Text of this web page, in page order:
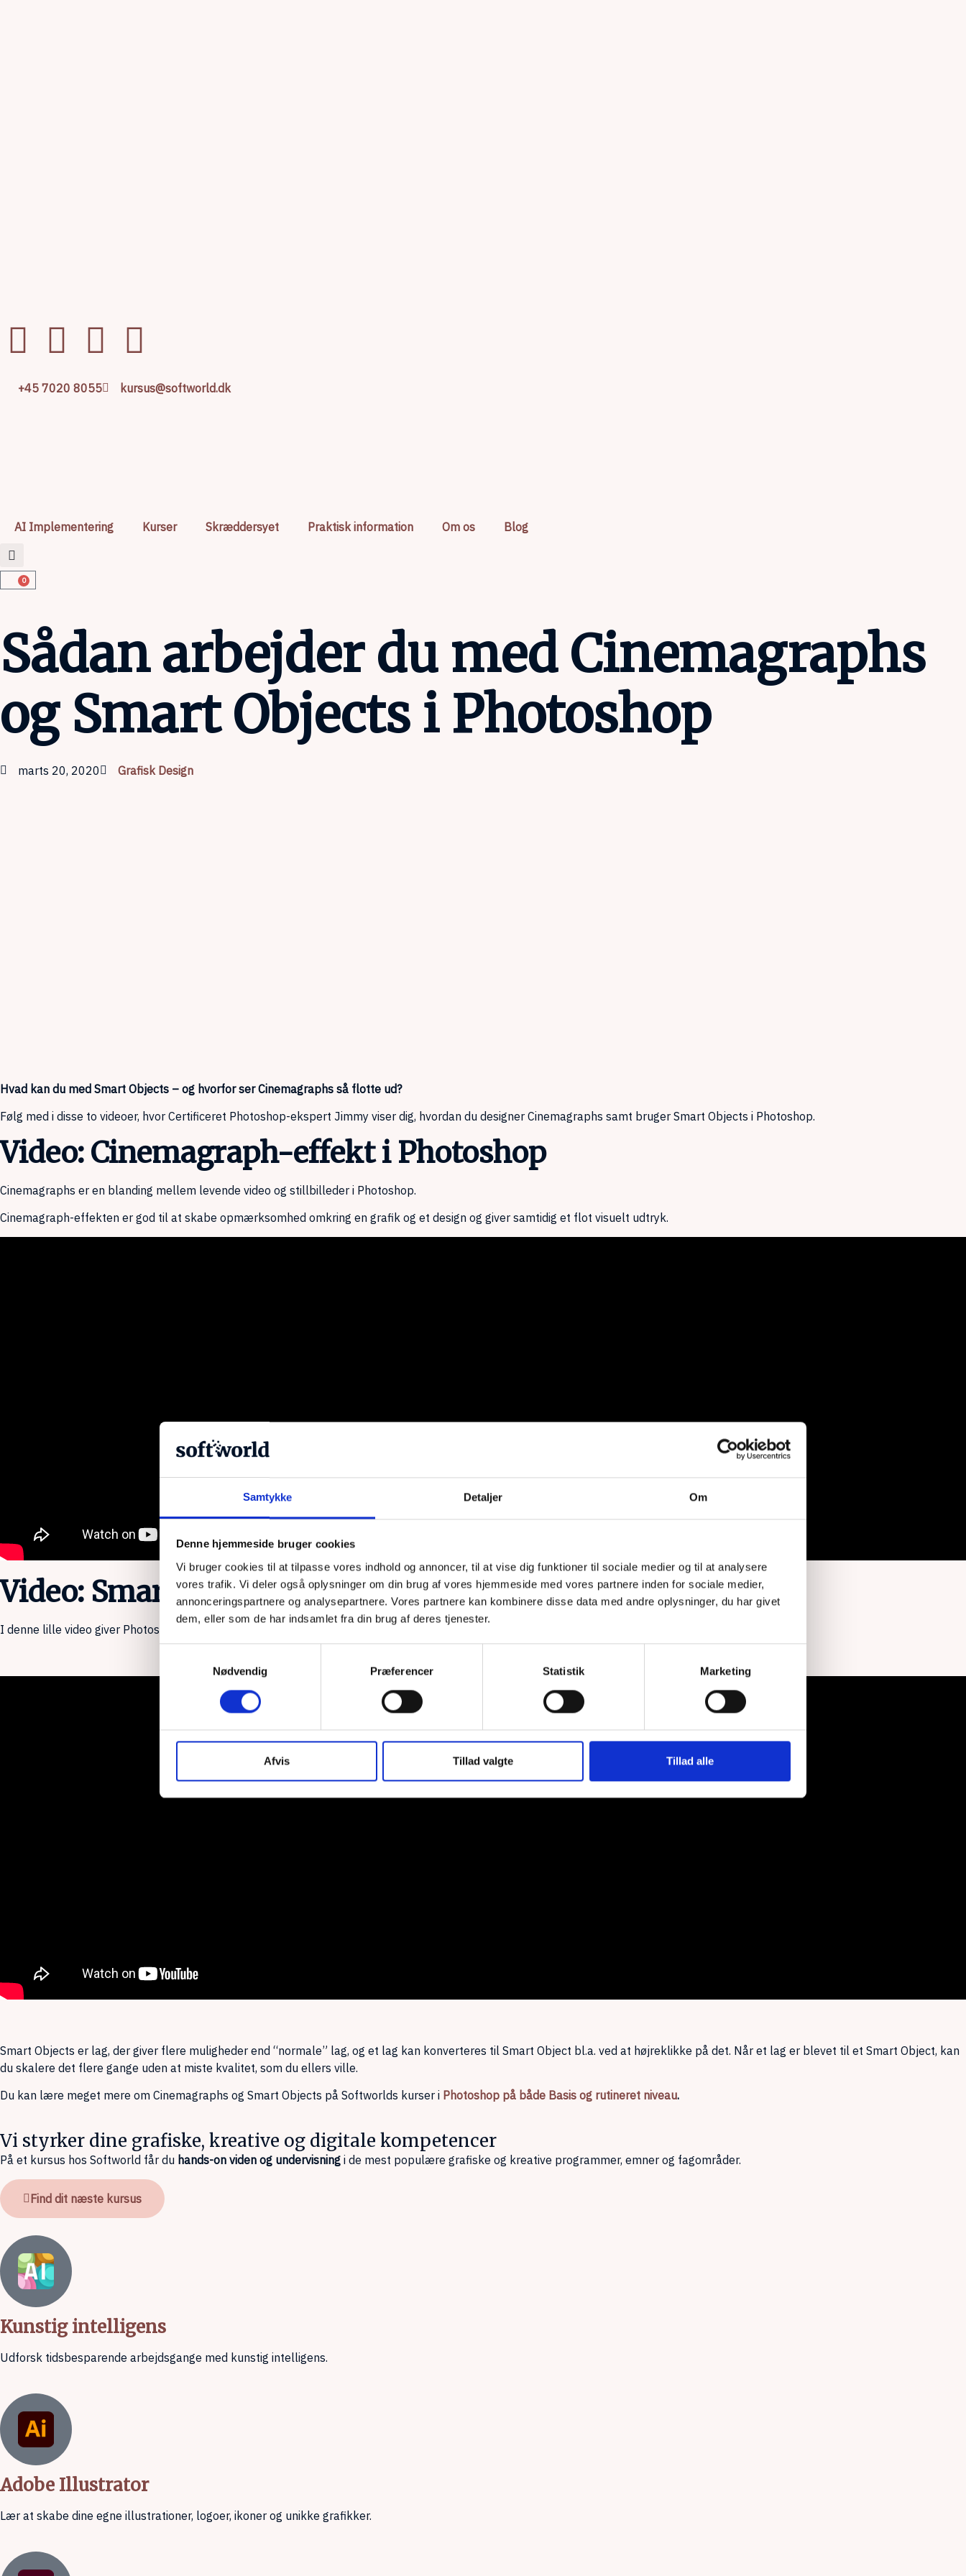
Samtykke Detaljer Om
Denne hjemmeside bruger cookies
Vi bruger cookies til at tilpasse vores indhold og annoncer, til at vise dig funktioner til sociale medier og til at analysere
vores trafik. Vi deler også oplysninger om din brug af vores hjemmeside med vores partnere inden for sociale medier,
annonceringspartnere og analysepartnere. Vores partnere kan kombinere disse data med andre oplysninger, du har givet
dem, eller som de har indsamlet fra din brug af deres tjenester.
Nødvendig
Præferencer Statistik Marketing
Afvis Tillad valgte Tillad alle
+45 7020 8055 kursus@softworld.dk
AI Implementering Kurser Skræddersyet Praktisk information Om os Blog
0
Sådan arbejder du med Cinemagraphs
og Smart Objects i Photoshop
marts 20, 2020 Grafisk Design
Hvad kan du med Smart Objects – og hvorfor ser Cinemagraphs så flotte ud?
Følg med i disse to videoer, hvor Certificeret Photoshop-ekspert Jimmy viser dig, hvordan du designer Cinemagraphs samt bruger Smart Objects i Photoshop.
Video: Cinemagraph-effekt i Photoshop
Cinemagraphs er en blanding mellem levende video og stillbilleder i Photoshop.
Cinemagraph-effekten er god til at skabe opmærksomhed omkring en grafik og et design og giver samtidig et flot visuelt udtryk.
Video: Smart Objects i Photoshop
I denne lille video giver Photoshop Ekspert Jimmy Machon dig en hurtig gennemgang af Smart Objects i Photshop, og hvad du kan bruge dem til.
Smart Objects er lag, der giver flere muligheder end “normale” lag, og et lag kan konverteres til Smart Object bl.a. ved at højreklikke på det. Når et lag er blevet til et Smart Object, kan
du skalere det flere gange uden at miste kvalitet, som du ellers ville.
Du kan lære meget mere om Cinemagraphs og Smart Objects på Softworlds kurser i Photoshop på både Basis og rutineret niveau.
Vi styrker dine grafiske, kreative og digitale kompetencer
På et kursus hos Softworld får du hands-on viden og undervisning i de mest populære grafiske og kreative programmer, emner og fagområder.
Find dit næste kursus
Kunstig intelligens
Udforsk tidsbesparende arbejdsgange med kunstig intelligens.
Adobe Illustrator
Lær at skabe dine egne illustrationer, logoer, ikoner og unikke grafikker.